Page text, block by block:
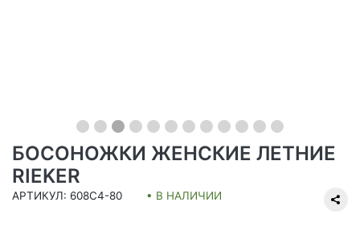
БОСОНОЖКИ ЖЕНСКИЕ ЛЕТНИЕ
RIEKER
АРТИКУЛ: 608C4-80 • В НАЛИЧИИ